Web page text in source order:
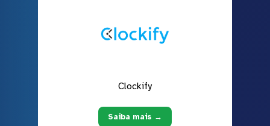
Clockify
Saiba mais →